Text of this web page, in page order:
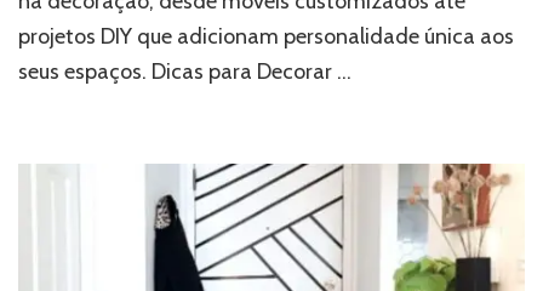
projetos DIY que adicionam personalidade única aos
seus espaços. Dicas para Decorar …